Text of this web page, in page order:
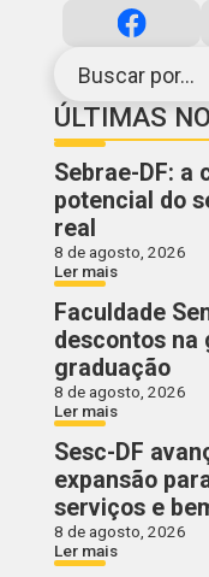
Buscar por...
ÚLTIMAS
Sebrae-DF: a
potencial do
real
8 de agosto, 2026
Ler mais
Faculdade
descontos na
graduação
8 de agosto, 2026
Ler mais
Sesc-DF
expansão
serviços e
8 de agosto, 2026
Ler mais